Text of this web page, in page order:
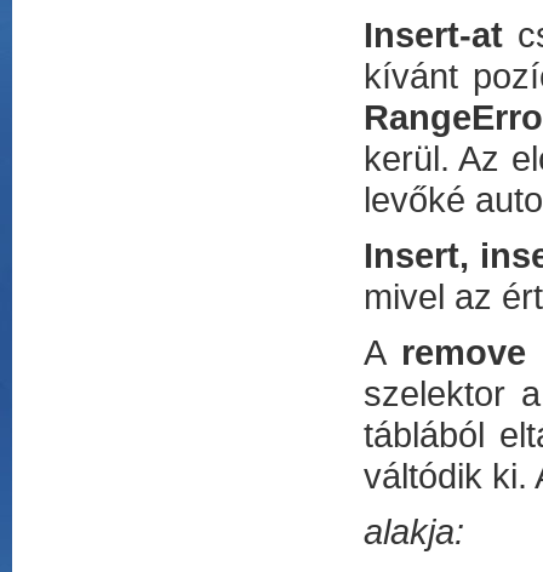
Insert-at
kívánt
kerül. Az
levőké
Insert,
mivel az
A remove
szelektor
táblából
váltódik ki.
alakja: